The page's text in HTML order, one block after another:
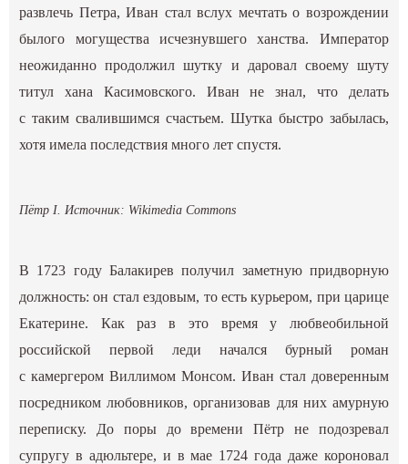
развлечь Петра, Иван стал вслух мечтать о возрождении
былого могущества исчезнувшего ханства. Император
неожиданно продолжил шутку и даровал своему шуту
титул хана Касимовского. Иван не знал, что делать
с таким свалившимся счастьем. Шутка быстро забылась,
хотя имела последствия много лет спустя.
Пётр I. Источник: Wikimedia Commons
В 1723 году Балакирев получил заметную придворную
должность: он стал ездовым, то есть курьером, при царице
Екатерине. Как раз в это время у любвеобильной
российской первой леди начался бурный роман
с камергером Виллимом Монсом. Иван стал доверенным
посредником любовников, организовав для них амурную
переписку. До поры до времени Пётр не подозревал
супругу в адюльтере, и в мае 1724 года даже короновал